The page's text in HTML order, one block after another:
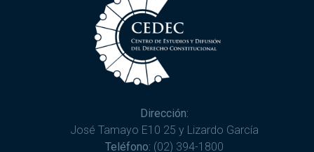
Dirección:
José Tamayo E10 25 y Lizardo García
Teléfono: (02) 394-1800